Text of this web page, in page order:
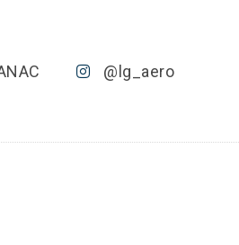
@lg_aero